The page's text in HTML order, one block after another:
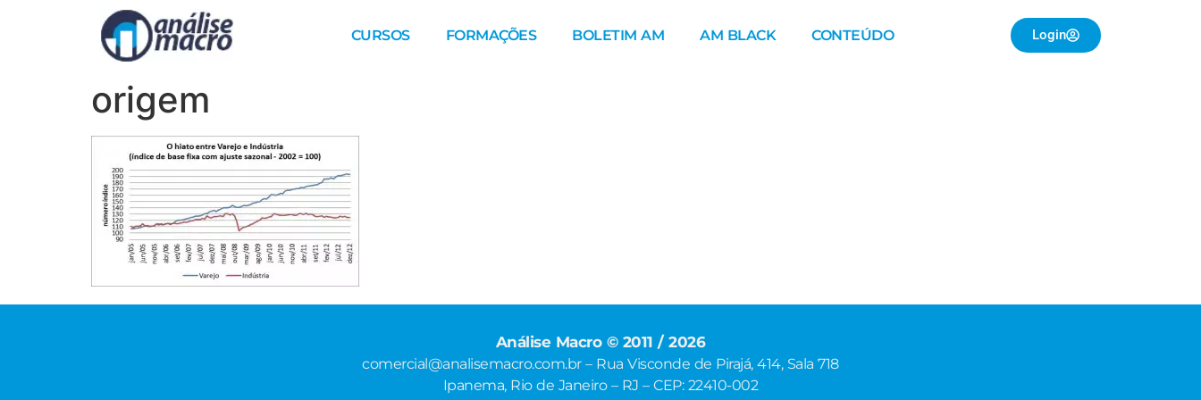
CURSOS FORMAÇÕES BOLETIM AM AM BLACK CONTEÚDO Login
origem
Análise Macro © 2011 / 2026
comercial@analisemacro.com.br – Rua Visconde de Pirajá, 414, Sala 718
Ipanema, Rio de Janeiro – RJ – CEP: 22410-002